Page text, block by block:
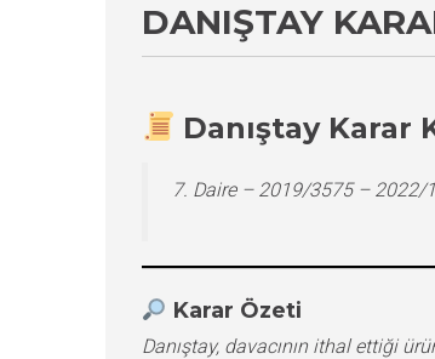
DANIŞTAY
Danıştay Karar
7. Daire – 2019/3575 – 2022/
Karar Özeti
Danıştay, davacının ithal ettiği